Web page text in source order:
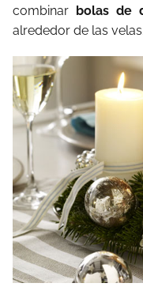
combinar bolas de
alrededor de las velas.